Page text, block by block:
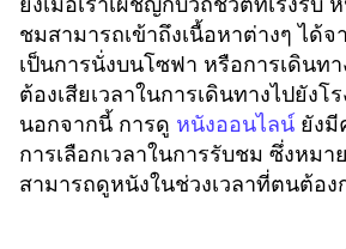
ชมสามารถเข้าถึงเนื้อหาต่างๆ ได้
เป็นการนั่งบนโซฟา หรือการเดินท
ต้องเสียเวลาในการเดินทางไปยังโ
นอกจากนี้ การดู หนังออนไลน์ยังมี
การเลือกเวลาในการรับชม ซึ่งหม
สามารถดูหนังในช่วงเวลาที่ตนต้อง